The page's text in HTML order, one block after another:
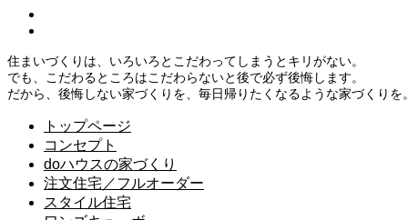
住まいづくりは、いろいろとこだわってしまうとキリがない。
でも、こだわるところはこだわらないと後で必ず後悔します。
だから、後悔しない家づくりを、毎日帰りたくなるような家づくりを
トップページ
コンセプト
doハウスの家づくり
注文住宅／フルオーダー
スタイル住宅